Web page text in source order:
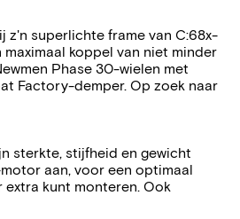
z'n superlichte frame van C:68x-
koppel van niet minder
Phase 30-wielen met
Factory-demper. Op zoek naar
sterkte, stijfheid en gewicht
aan, voor een optimaal
kunt monteren. Ook